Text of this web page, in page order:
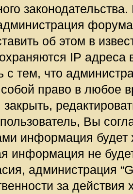
об этом в
IP
с тем, что
собой право в любое
закрыть,
Вы
информация будет
информация не
администрация
за